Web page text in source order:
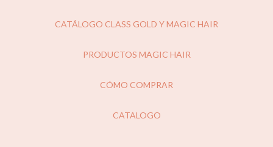
CATÁLOGO CLASS GOLD Y MAGIC HAIR
PRODUCTOS MAGIC HAIR
CÓMO COMPRAR
CATALOGO